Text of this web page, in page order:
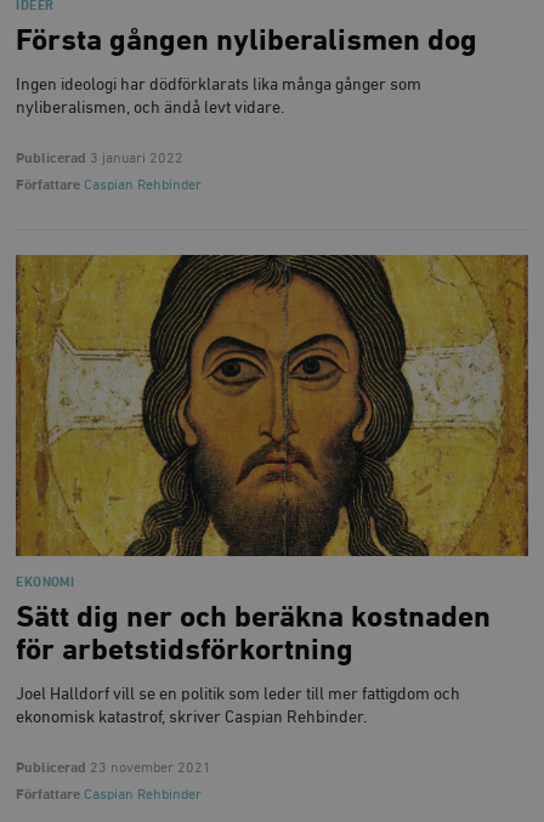
IDÉER
Första gången nyliberalismen dog
Ingen ideologi har dödförklarats lika många gånger som
nyliberalismen, och ändå levt vidare.
Publicerad 3 januari 2022
Författare Caspian Rehbinder
EKONOMI
Sätt dig ner och beräkna kostnaden
för arbetstidsförkortning
Joel Halldorf vill se en politik som leder till mer fattigdom och
ekonomisk katastrof, skriver Caspian Rehbinder.
Publicerad 23 november 2021
Författare Caspian Rehbinder